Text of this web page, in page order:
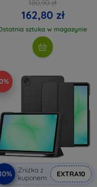
180,90 zł
162,80 zł
sztuka w magazynie
Zniżka z
kuponem
EXTRA10